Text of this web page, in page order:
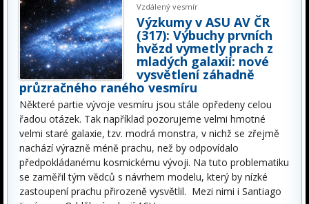
Vzdálený vesmír
Výzkumy v ASU AV ČR
(317): Výbuchy prvních
hvězd vymetly prach z
mladých galaxií: nové
vysvětlení záhadně
průzračného raného vesmíru
Některé partie vývoje vesmíru jsou stále opředeny celou
řadou otázek. Tak například pozorujeme velmi hmotné
velmi staré galaxie, tzv. modrá monstra, v nichž se zřejmě
nachází výrazně méně prachu, než by odpovídalo
předpokládanému kosmickému vývoji. Na tuto problematiku
se zaměřil tým vědců s návrhem modelu, který by nízké
zastoupení prachu přirozeně vysvětlil. Mezi nimi i Santiago